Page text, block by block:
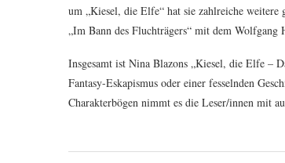
um „Kiesel, die Elfe“ hat sie zahlreiche
„Im Bann des Fluchträgers“ mit dem Wolfgang
Insgesamt ist Nina Blazons „Kiesel, die Elfe –
Fantasy-Eskapismus oder einer fesselnden
Charakterbögen nimmt es die Leser/innen mit